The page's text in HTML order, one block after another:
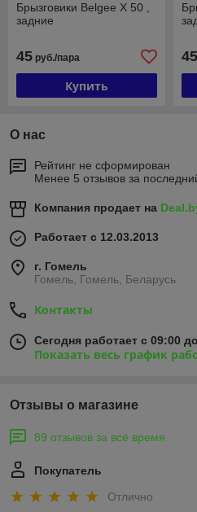
Брызговики Belgee Х 50 ,
задние
45 руб./пара
Купить
45
О нас
Рейтинг не сформирован
Менее 5 отзывов за
Компания продает на
Работает с 12.03.2013
г. Гомель
Гомель, Гомель, Беларусь
Контакты
Сегодня работает с 09:00
Показать весь график
Отзывы о магазине
89 отзывов за всё время
Покупатель
Отлично